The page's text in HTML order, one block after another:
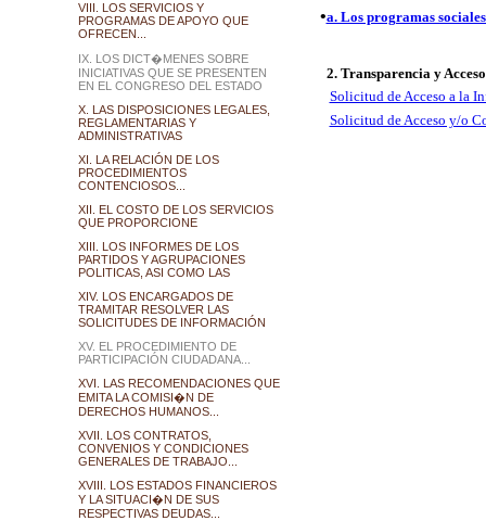
VIII. LOS SERVICIOS Y
PROGRAMAS DE APOYO QUE
OFRECEN...
IX. LOS DICT�MENES SOBRE
INICIATIVAS QUE SE PRESENTEN
EN EL CONGRESO DEL ESTADO
X. LAS DISPOSICIONES LEGALES,
REGLAMENTARIAS Y
ADMINISTRATIVAS
XI. LA RELACIÓN DE LOS
PROCEDIMIENTOS
CONTENCIOSOS...
XII. EL COSTO DE LOS SERVICIOS
QUE PROPORCIONE
XIII. LOS INFORMES DE LOS
PARTIDOS Y AGRUPACIONES
POLITICAS, ASI COMO LAS
XIV. LOS ENCARGADOS DE
TRAMITAR RESOLVER LAS
SOLICITUDES DE INFORMACIÓN
XV. EL PROCEDIMIENTO DE
PARTICIPACIÓN CIUDADANA...
XVI. LAS RECOMENDACIONES QUE
EMITA LA COMISI�N DE
DERECHOS HUMANOS...
XVII. LOS CONTRATOS,
CONVENIOS Y CONDICIONES
GENERALES DE TRABAJO...
XVIII. LOS ESTADOS FINANCIEROS
Y LA SITUACI�N DE SUS
RESPECTIVAS DEUDAS...
•a. Los programas
2. Transparencia y
Solicitud de Acceso a la
Solicitud de Acceso y/o